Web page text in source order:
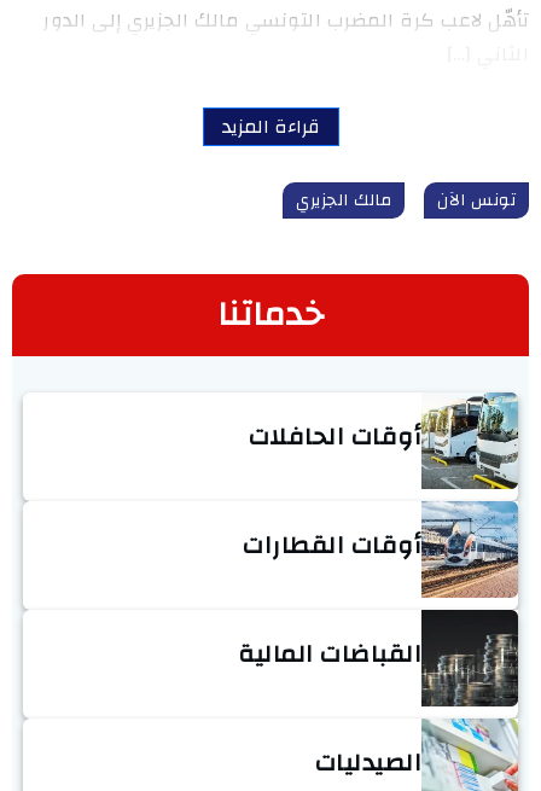
تأهّل لاعب كرة المضرب التونسي مالك الجزيري إلى الدور
قراءة المزيد
تونس الآن مالك الجزيري
خدماتنا
أوقات الحافلات
أوقات القطارات
القباضات المالية
الصيدليات